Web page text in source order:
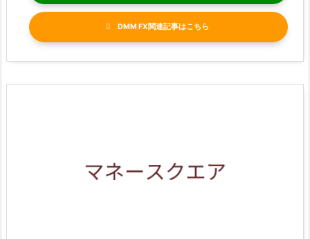
DMM FX関連記事